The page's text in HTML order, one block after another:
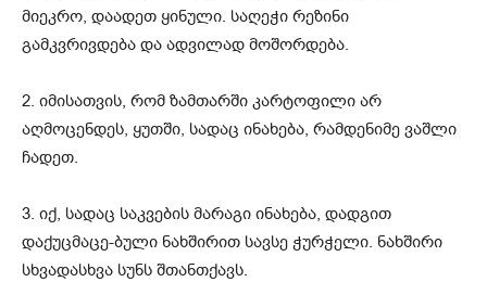
მიეკრო, დაადეთ ყინული. საღეჭი რეზინი
გამკვრივდება და ადვილად მოშორდება.
2. იმისათვის, რომ ზამთარში კარტოფილი არ
აღმოცენდეს, ყუთში, სადაც ინახება, რამდენიმე ვაშლი
ჩადეთ.
3. იქ, სადაც საკვების მარაგი ინახება, დადგით
დაქუცმაცე-ბული ნახშირით სავსე ჭურჭელი. ნახშირი
სხვადასხვა სუნს შთანთქავს.